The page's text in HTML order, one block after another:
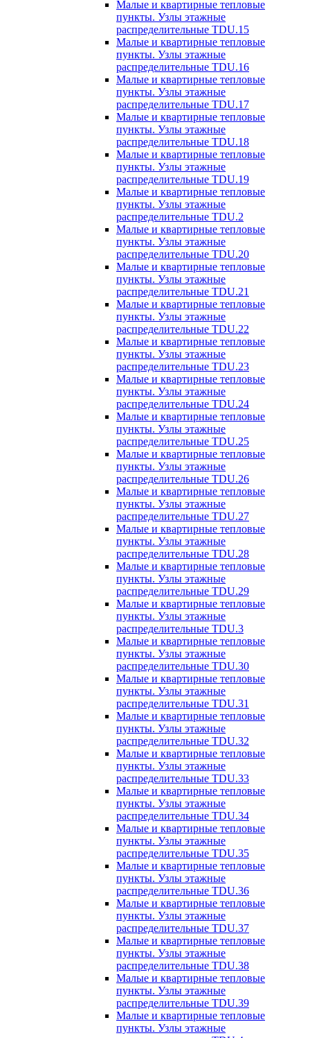
Малые и квартирные тепловые
пункты. Узлы этажные
распределительные TDU.15
Малые и квартирные тепловые
пункты. Узлы этажные
распределительные TDU.16
Малые и квартирные тепловые
пункты. Узлы этажные
распределительные TDU.17
Малые и квартирные тепловые
пункты. Узлы этажные
распределительные TDU.18
Малые и квартирные тепловые
пункты. Узлы этажные
распределительные TDU.19
Малые и квартирные тепловые
пункты. Узлы этажные
распределительные TDU.2
Малые и квартирные тепловые
пункты. Узлы этажные
распределительные TDU.20
Малые и квартирные тепловые
пункты. Узлы этажные
распределительные TDU.21
Малые и квартирные тепловые
пункты. Узлы этажные
распределительные TDU.22
Малые и квартирные тепловые
пункты. Узлы этажные
распределительные TDU.23
Малые и квартирные тепловые
пункты. Узлы этажные
распределительные TDU.24
Малые и квартирные тепловые
пункты. Узлы этажные
распределительные TDU.25
Малые и квартирные тепловые
пункты. Узлы этажные
распределительные TDU.26
Малые и квартирные тепловые
пункты. Узлы этажные
распределительные TDU.27
Малые и квартирные тепловые
пункты. Узлы этажные
распределительные TDU.28
Малые и квартирные тепловые
пункты. Узлы этажные
распределительные TDU.29
Малые и квартирные тепловые
пункты. Узлы этажные
распределительные TDU.3
Малые и квартирные тепловые
пункты. Узлы этажные
распределительные TDU.30
Малые и квартирные тепловые
пункты. Узлы этажные
распределительные TDU.31
Малые и квартирные тепловые
пункты. Узлы этажные
распределительные TDU.32
Малые и квартирные тепловые
пункты. Узлы этажные
распределительные TDU.33
Малые и квартирные тепловые
пункты. Узлы этажные
распределительные TDU.34
Малые и квартирные тепловые
пункты. Узлы этажные
распределительные TDU.35
Малые и квартирные тепловые
пункты. Узлы этажные
распределительные TDU.36
Малые и квартирные тепловые
пункты. Узлы этажные
распределительные TDU.37
Малые и квартирные тепловые
пункты. Узлы этажные
распределительные TDU.38
Малые и квартирные тепловые
пункты. Узлы этажные
распределительные TDU.39
Малые и квартирные тепловые
пункты. Узлы этажные